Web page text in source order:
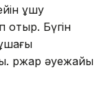
ұшу
Бүгін
Үржар әуежайы